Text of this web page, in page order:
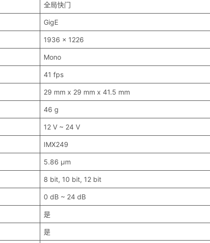
全局快门
GigE
1936 x 1226
Mono
41 fps
29 mm x 29 mm x 41.5 mm
46 g
12 V ~ 24 V
IMX249
5.86 μm
8 bit, 10 bit, 12 bit
0 dB ~ 24 dB
是
是